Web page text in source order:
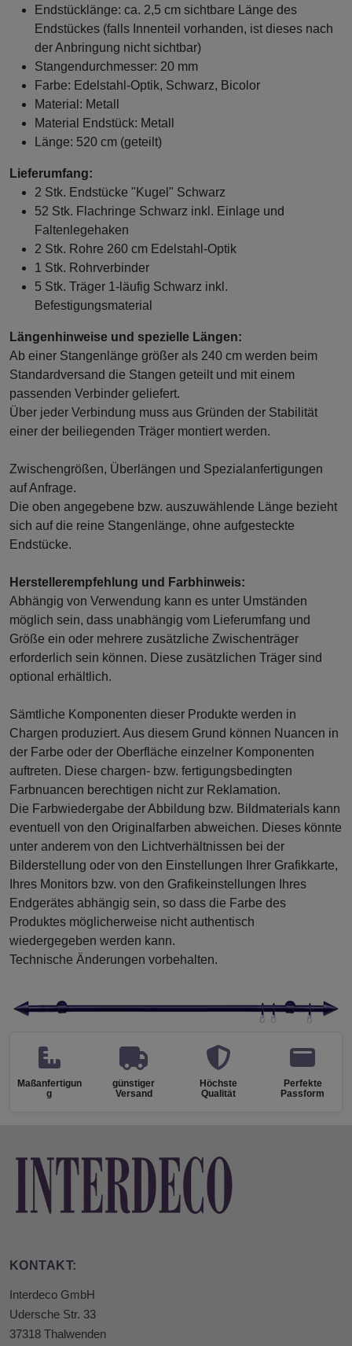
Endstücklänge: ca. 2,5 cm sichtbare Länge des
Endstückes (falls Innenteil vorhanden, ist dieses nach
der Anbringung nicht sichtbar)
Stangendurchmesser: 20 mm
Farbe: Edelstahl-Optik, Schwarz, Bicolor
Material: Metall
Material Endstück: Metall
Länge: 520 cm (geteilt)
Lieferumfang:
2 Stk. Endstücke "Kugel" Schwarz
52 Stk. Flachringe Schwarz inkl. Einlage und
Faltenlegehaken
2 Stk. Rohre 260 cm Edelstahl-Optik
1 Stk. Rohrverbinder
5 Stk. Träger 1-läufig Schwarz inkl.
Befestigungsmaterial
Längenhinweise und spezielle Längen:
Ab einer Stangenlänge größer als 240 cm werden beim
Standardversand die Stangen geteilt und mit einem
passenden Verbinder geliefert.
Über jeder Verbindung muss aus Gründen der Stabilität
einer der beiliegenden Träger montiert werden.
Zwischengrößen, Überlängen und Spezialanfertigungen
auf Anfrage.
Die oben angegebene bzw. auszuwählende Länge bezieht
sich auf die reine Stangenlänge, ohne aufgesteckte
Endstücke.
Herstellerempfehlung und Farbhinweis:
Abhängig von Verwendung kann es unter Umständen
möglich sein, dass unabhängig vom Lieferumfang und
Größe ein oder mehrere zusätzliche Zwischenträger
erforderlich sein können. Diese zusätzlichen Träger sind
optional erhältlich.
Sämtliche Komponenten dieser Produkte werden in
Chargen produziert. Aus diesem Grund können Nuancen in
der Farbe oder der Oberfläche einzelner Komponenten
auftreten. Diese chargen- bzw. fertigungsbedingten
Farbnuancen berechtigen nicht zur Reklamation.
Die Farbwiedergabe der Abbildung bzw. Bildmaterials kann
eventuell von den Originalfarben abweichen. Dieses könnte
unter anderem von den Lichtverhältnissen bei der
Bilderstellung oder von den Einstellungen Ihrer Grafikkarte,
Ihres Monitors bzw. von den Grafikeinstellungen Ihres
Endgerätes abhängig sein, so dass die Farbe des
Produktes möglicherweise nicht authentisch
wiedergegeben werden kann.
Technische Änderungen vorbehalten.
Maßanfertigun
g
günstiger
Versand
Höchste
Qualität
Perfekte
Passform
KONTAKT:
Interdeco GmbH
Udersche Str. 33
37318 Thalwenden